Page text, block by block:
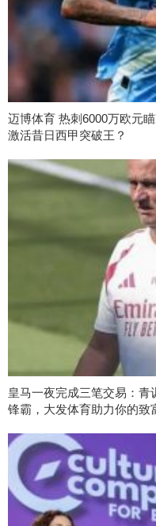
迈博体育 热刺6000万欧元
激活昔日西甲突破王？
皇马一夜完成三笔交易：青
锋霸，大发体育助力你的致